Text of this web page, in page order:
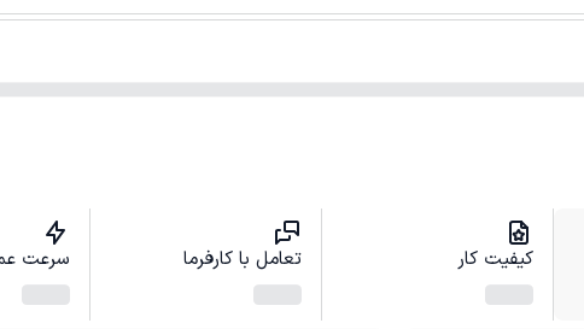
کیفیت کار تعامل با کارفرما سرعت